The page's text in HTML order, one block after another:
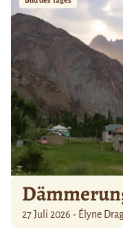
27 Juli 2026 - Élyne